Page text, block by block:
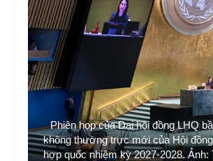
Phiên họp của Đại hội đồng LHQ
không thường trực mới của Hội
hợp quốc nhiệm kỳ 2027-2028. Ảnh: